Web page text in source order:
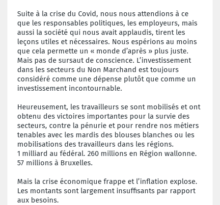
Suite à la crise du Covid, nous nous attendions à ce
que les responsables politiques, les employeurs, mais
aussi la société qui nous avait applaudis, tirent les
leçons utiles et nécessaires. Nous espérions au moins
que cela permette un « monde d’après » plus juste.
Mais pas de sursaut de conscience. L’investissement
dans les secteurs du Non Marchand est toujours
considéré comme une dépense plutôt que comme un
investissement incontournable.
Heureusement, les travailleurs se sont mobilisés et ont
obtenu des victoires importantes pour la survie des
secteurs, contre la pénurie et pour rendre nos métiers
tenables avec les mardis des blouses blanches ou les
mobilisations des travailleurs dans les régions.
1 milliard au fédéral. 260 millions en Région wallonne.
57 millions à Bruxelles.
Mais la crise économique frappe et l’inflation explose.
Les montants sont largement insuffisants par rapport
aux besoins.